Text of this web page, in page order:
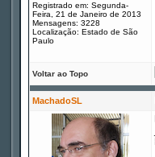
Registrado em: Segunda-
Feira, 21 de Janeiro de 2013
Mensagens: 3228
Localização: Estado de São
Paulo
Voltar ao Topo
MachadoSL